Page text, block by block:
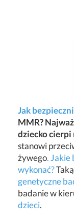
Jak
MMR?
dziecko cierpi
stanowi
żywego. Jakie
wykonać?
genetyczne
badanie w
dzieci.